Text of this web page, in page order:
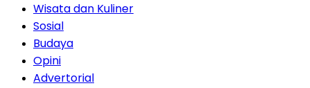
Wisata dan Kuliner
Sosial
Budaya
Opini
Advertorial